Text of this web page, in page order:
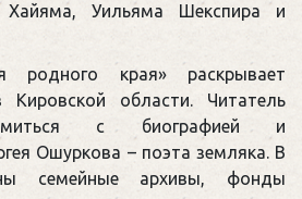
Уильяма Шекспира и
родного края» раскрывает
Кировской области. Читатель
с биографией и
Ошуркова – поэта земляка. В
семейные архивы, фонды